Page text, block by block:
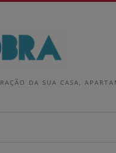
DA SUA CASA,